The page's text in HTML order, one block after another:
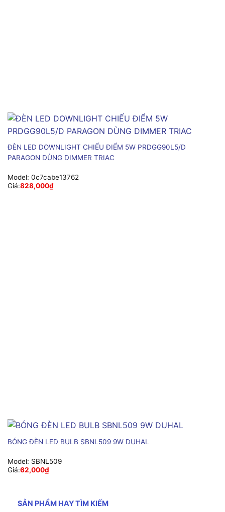
ĐÈN LED DOWNLIGHT CHIẾU ĐIỂM 5W PRDGG90L5/D
PARAGON DÙNG DIMMER TRIAC
Model: 0c7cabe13762
Giá:828,000₫
BÓNG ĐÈN LED BULB SBNL509 9W DUHAL
Model: SBNL509
Giá:62,000₫
SẢN PHẨM HAY TÌM KIẾM